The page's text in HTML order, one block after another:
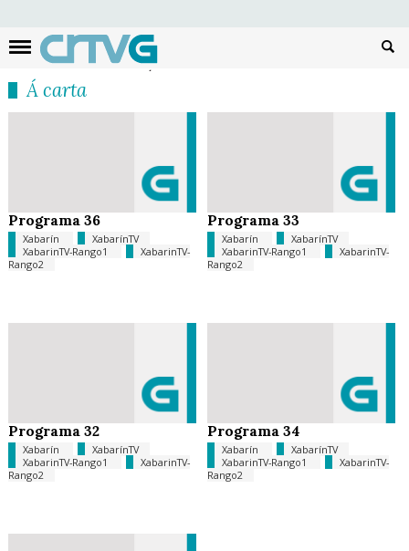
Á carta
Programa 36
Xabarín
XabarínTV
XabarinTV-Rango1
XabarinTV-
Rango2
Programa 33
Xabarín
XabarínTV
XabarinTV-Rango1
XabarinTV-
Rango2
Programa 32
Xabarín
XabarínTV
XabarinTV-Rango1
XabarinTV-
Rango2
Programa 34
Xabarín
XabarínTV
XabarinTV-Rango1
XabarinTV-
Rango2